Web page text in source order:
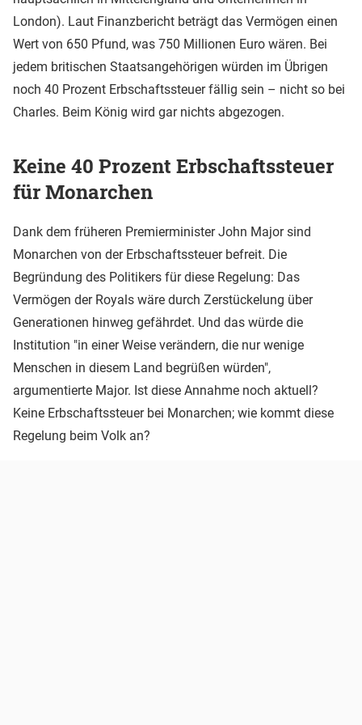
London). Laut Finanzbericht beträgt das Vermögen einen
Wert von 650 Pfund, was 750 Millionen Euro wären. Bei
jedem britischen Staatsangehörigen würden im Übrigen
noch 40 Prozent Erbschaftssteuer fällig sein – nicht so bei
Charles. Beim König wird gar nichts abgezogen.
Keine 40 Prozent Erbschaftssteuer
für Monarchen
Dank dem früheren Premierminister John Major sind
Monarchen von der Erbschaftssteuer befreit. Die
Begründung des Politikers für diese Regelung: Das
Vermögen der Royals wäre durch Zerstückelung über
Generationen hinweg gefährdet. Und das würde die
Institution "in einer Weise verändern, die nur wenige
Menschen in diesem Land begrüßen würden",
argumentierte Major. Ist diese Annahme noch aktuell?
Keine Erbschaftssteuer bei Monarchen; wie kommt diese
Regelung beim Volk an?